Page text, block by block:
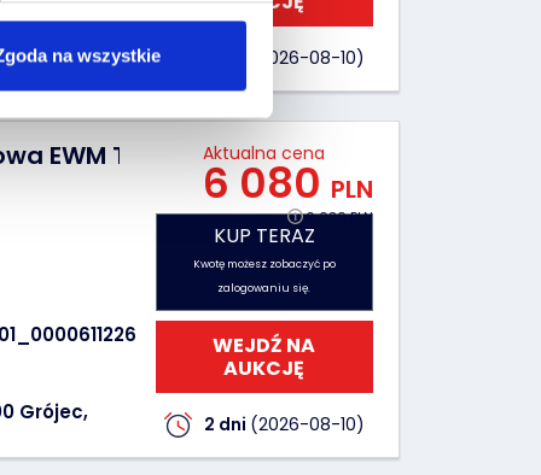
na wszystkie
Grójec, (2026-08-10)
EWM Taurus 405 Basic S
Grójec,
Aktualna cena
6 080 PLN
6 080 PLN
Ilość ofert:
KUP TERAZ
Kwotę możesz zobaczyć po
zalogowaniu się.
WEJDŹ NA
AUKCJĘ
2 dni (2026-08-10)